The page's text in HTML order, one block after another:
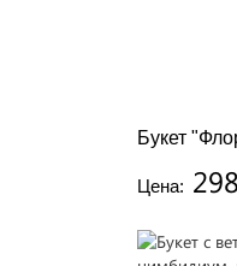
Букет
Цена: